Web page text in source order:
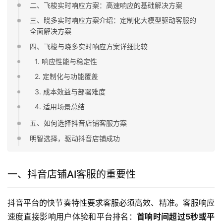
二、飞梭实时响应方案：高速响应的基础解决方案
三、晓多实时响应方案介绍：定制化大模型驱动客服的
全面解决方案
四、飞梭与晓多实时响应方案详细比较
1. 响应性能与稳定性
2. 定制化与功能覆盖
3. 成本效益与部署难度
4. 适用场景总结
五、如何选择抖音店铺客服方案
明智选择，驱动抖音店铺成功
一、抖音店铺AI客服的重要性
抖音平台的快节奏特性要求客服必须高效、精准。客服响应
速度直接影响用户体验和平台排名：首响时间超过5秒或平